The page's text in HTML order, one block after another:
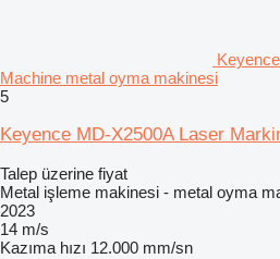
Machine metal oyma makinesi
5
Keyence MD-X2500A Laser
Talep üzerine fiyat
Metal işleme makinesi - metal oyma
2023
14 m/s
Kazıma hızı 12.000 mm/sn